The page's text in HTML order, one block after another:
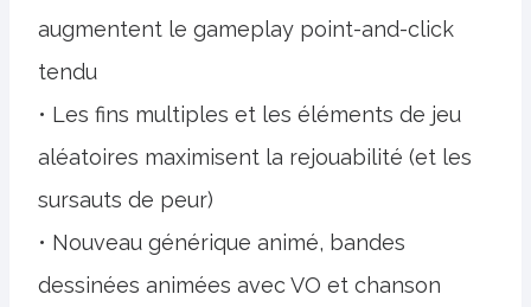
augmentent le gameplay point-and-click
tendu
• Les fins multiples et les éléments de jeu
aléatoires maximisent la rejouabilité (et les
sursauts de peur)
• Nouveau générique animé, bandes
dessinées animées avec VO et chanson